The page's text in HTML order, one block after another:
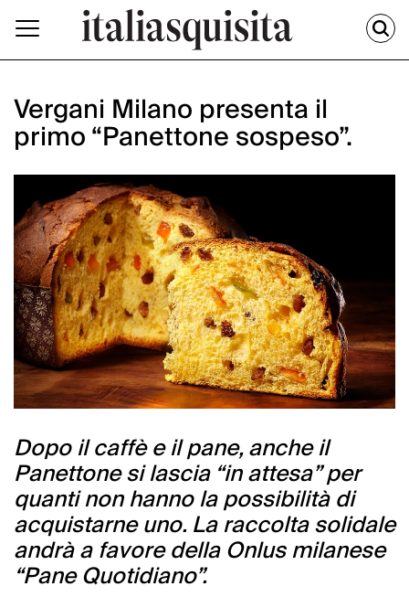
Vergani Milano presenta il
primo “Panettone sospeso”.
Dopo il caffè e il pane, anche il
Panettone si lascia “in attesa” per
quanti non hanno la possibilità di
acquistarne uno. La raccolta solidale
andrà a favore della Onlus milanese
“Pane Quotidiano”.